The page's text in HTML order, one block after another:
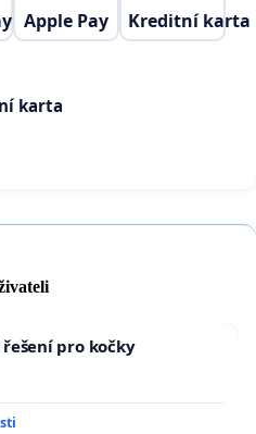
Apple Pay Kreditní karta
karta
pro kočky